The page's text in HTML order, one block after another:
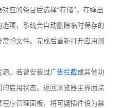
应的条目后选择“存储”。在弹出
选项，系统会自动删除临时保存的
的文件。完成后重新打开应用测
源。若曾安装过广告拦截或其他功
启用状态。返回浏览器主界面点
序管理面板，将可疑插件设为禁